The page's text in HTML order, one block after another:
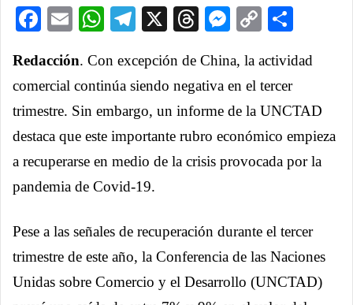
Facebook
EmailWhatsApp
Telegram
X ThreadsCopy
Redacción. Con excepción de China, la actividad
comercial continúa siendo negativa en el tercer
trimestre. Sin embargo, un informe de la UNCTAD
destaca que este importante rubro económico empieza
a recuperarse en medio de la crisis provocada por la
pandemia de Covid-19.
Pese a las señales de recuperación durante el tercer
trimestre de este año, la Conferencia de las Naciones
Unidas sobre Comercio y el Desarrollo (UNCTAD)